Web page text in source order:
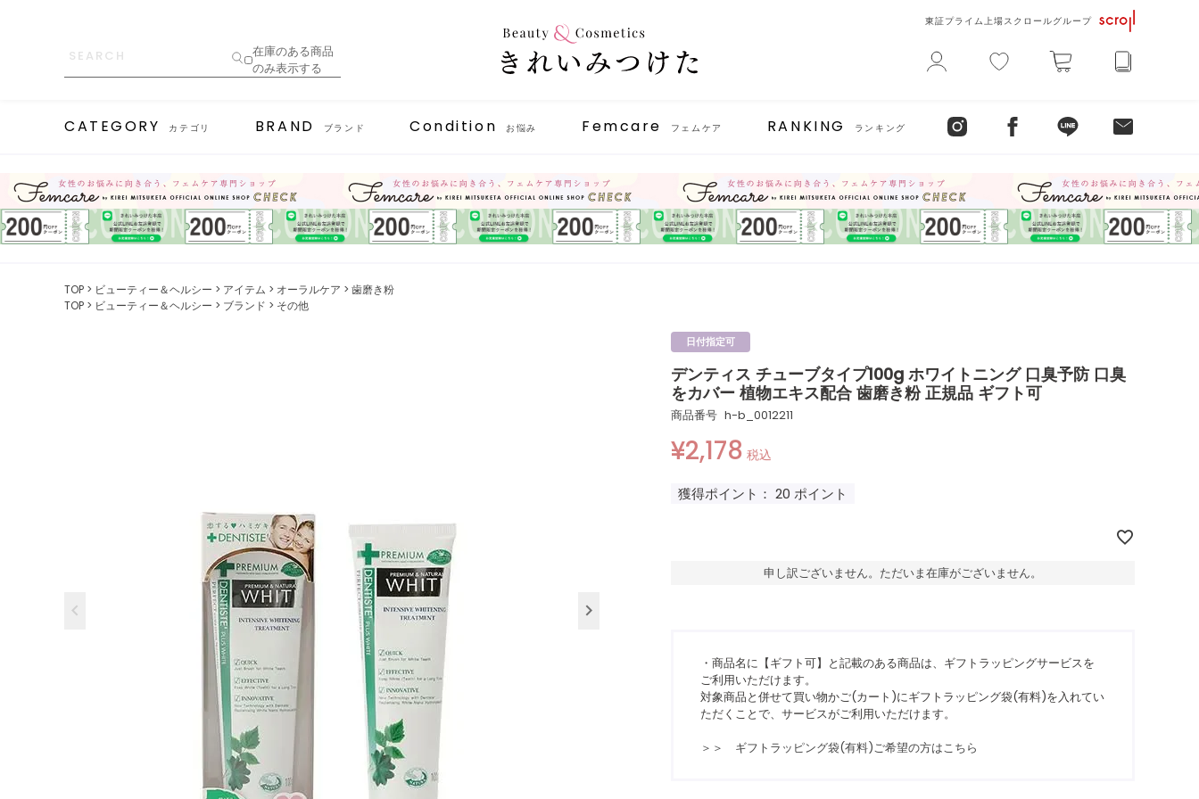
在庫のある商品
のみ表示する
東証プライム上場スクロールグループ
CATEGORY カテゴリ BRAND ブランド Condition お悩み Femcare フェムケア RANKING ランキング
TOP ビューティー＆ヘルシー アイテム オーラルケア
歯磨き粉
TOP
ビューティー＆ヘルシー ブランド その他
日付指定可
デンティス チューブタイプ100g ホワイトニング 口臭予防 口臭
をカバー 植物エキス配合 歯磨き粉 正規品 ギフト可
商品番号 h-b_0012211
¥2,178 税込
獲得ポイント： 20 ポイント
申し訳ございません。ただいま在庫がございません。
・商品名に【ギフト可】と記載のある商品は、ギフトラッピングサービスを
ご利用いただけます。
対象商品と併せて買い物かご(カート)にギフトラッピング袋(有料)を入れてい
ただくことで、サービスがご利用いただけます。
＞＞ ギフトラッピング袋(有料)ご希望の方はこちら